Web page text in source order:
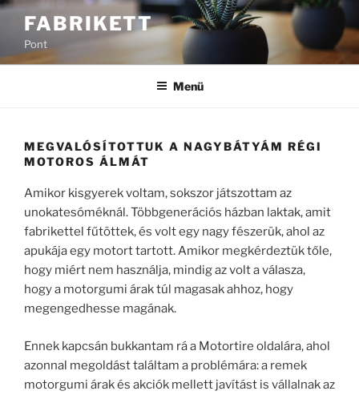
Tartalomhoz
FABRIKETT
Pont
Menü
MEGVALÓSÍTOTTUK A NAGYBÁTYÁM RÉGI
MOTOROS ÁLMÁT
Amikor kisgyerek voltam, sokszor játszottam az
unokatesóméknál. Többgenerációs házban laktak, amit
fabrikettel fűtöttek, és volt egy nagy fészerük, ahol az
apukája egy motort tartott. Amikor megkérdeztük tőle,
hogy miért nem használja, mindig az volt a válasza,
hogy a motorgumi árak túl magasak ahhoz, hogy
megengedhesse magának.
Ennek kapcsán bukkantam rá a Motortire oldalára, ahol
azonnal megoldást találtam a problémára: a remek
motorgumi árak és akciók mellett javítást is vállalnak az